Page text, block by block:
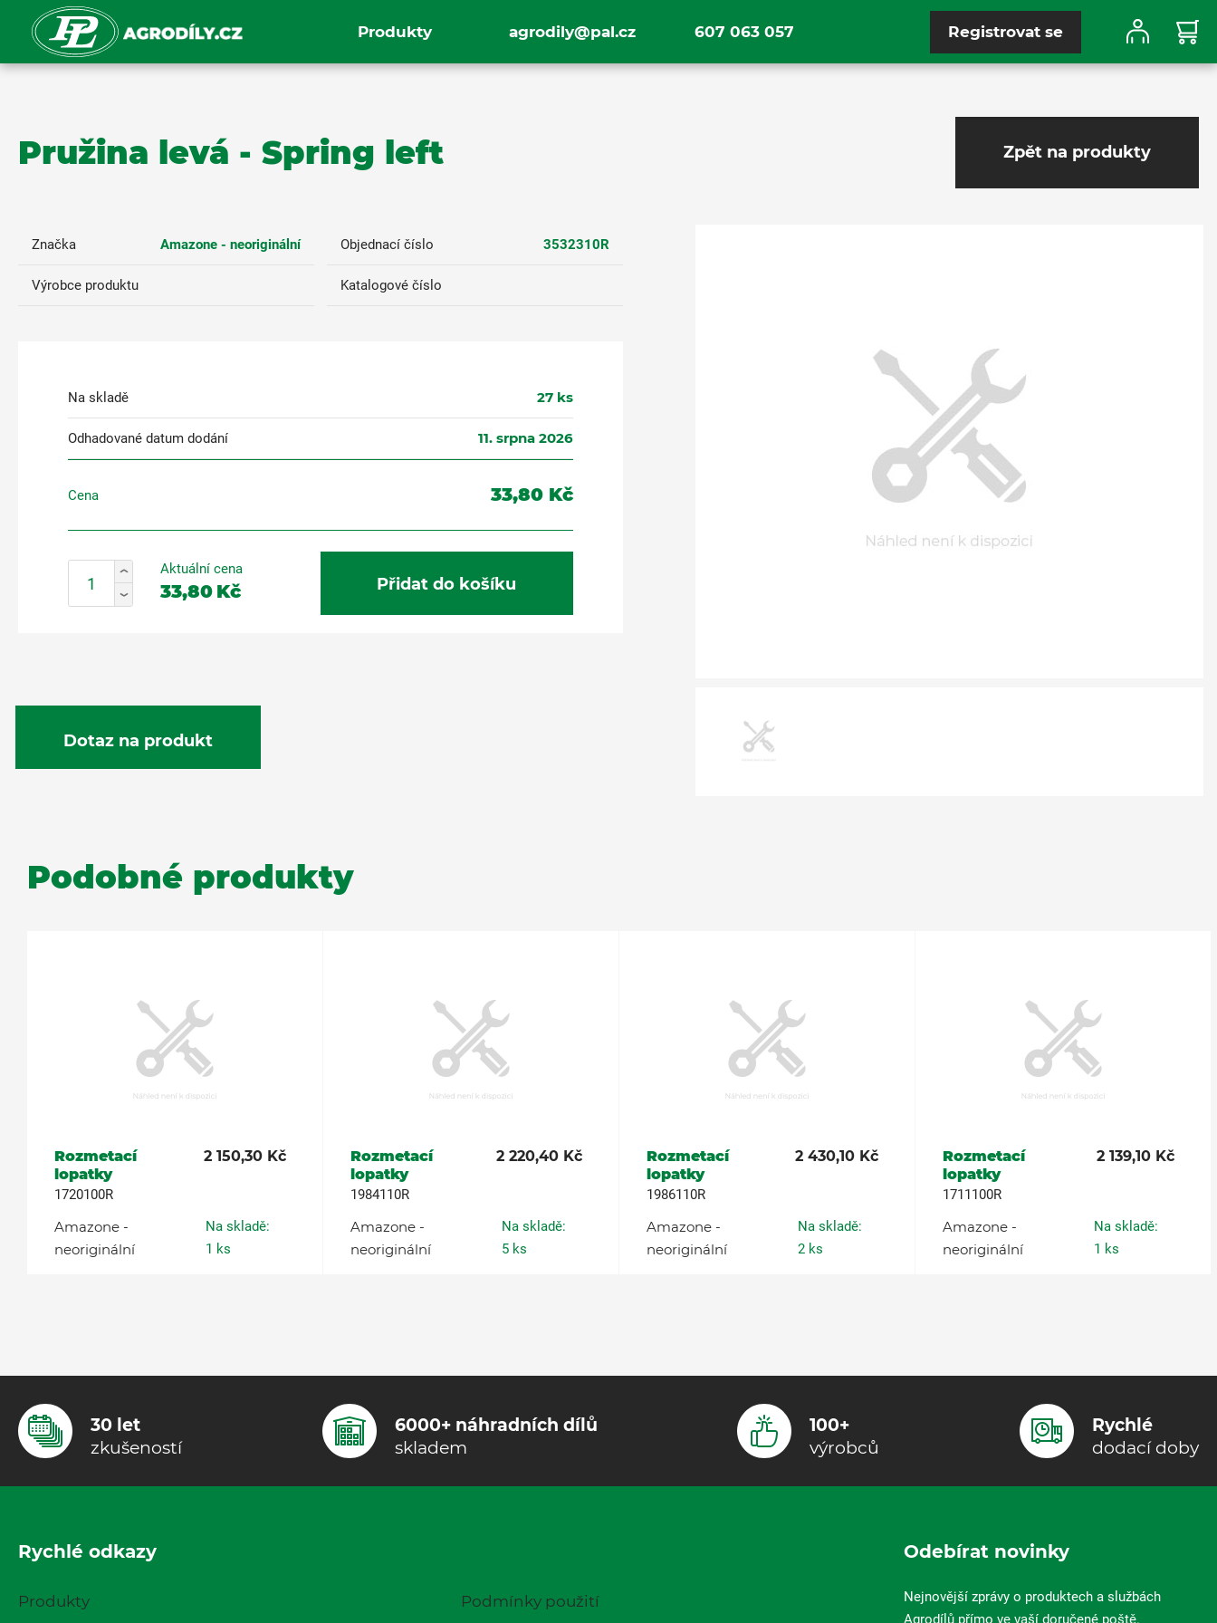
Registrovat se
agrodily@pal.cz 607 063 057
Produkty
Pružina levá - Spring left Zpět na produkty
Značka Amazone - neoriginální Objednací číslo 3532310R
Výrobce produktu Katalogové číslo
Na skladě 27ks
Odhadované datum dodání 11. srpna 2026
Cena 33,80 Kč
Aktuální cena
33,80 Kč Přidat do košíku
Podobné produkty
Rozmetací
lopatky
2 150,30 Kč
1720100R
Amazone -
neoriginální
Na skladě:
1 ks
Rozmetací
lopatky
2 220,40 Kč
1984110R
Amazone -
neoriginální
Na skladě:
5 ks
Rozmetací
lopatky
2 430,10 Kč
1986110R
Amazone -
neoriginální
Na skladě:
2 ks
Rozmetací
lopatky
2 139,10 Kč
1711100R
Amazone -
neoriginální
Na skladě:
1 ks
30 let
zkušeností
6000+ náhradních dílů
skladem
100+
výrobců
Rychlé
dodací doby
Rychlé odkazy
Produkty Podmínky použití
Odebírat novinky
Nejnovější zprávy o produktech a službách
Agrodílů přímo ve vaší doručené poště.